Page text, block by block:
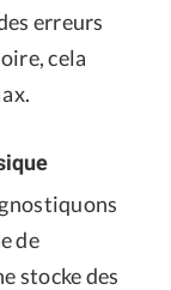
erreurs
cela
de
stocke des